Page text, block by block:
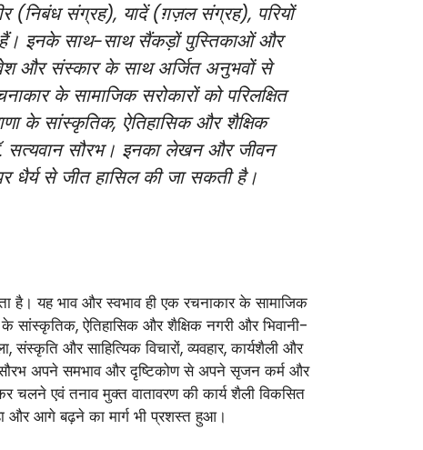
(निबंध संग्रह), यादें (ग़ज़ल संग्रह), परियों
हैं। इनके साथ-साथ सैंकड़ों पुस्तिकाओं और
और संस्कार के साथ अर्जित अनुभवों से
के सामाजिक सरोकारों को परिलक्षित
के सांस्कृतिक, ऐतिहासिक और शैक्षिक
सत्यवान सौरभ। इनका लेखन और जीवन
धैर्य से जीत हासिल की जा सकती है।
है। यह भाव और स्वभाव ही एक रचनाकार के सामाजिक
सांस्कृतिक, ऐतिहासिक और शैक्षिक नगरी और भिवानी-
और साहित्यिक विचारों, व्यवहार, कार्यशैली और
अपने समभाव और दृष्टिकोण से अपने सृजन कर्म और
चलने एवं तनाव मुक्त वातावरण की कार्य शैली विकसित
और आगे बढ़ने का मार्ग भी प्रशस्त हुआ।